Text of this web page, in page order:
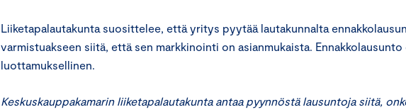
Liiketapalautakunta suosittelee, että yritys pyytää lautakunnalta
varmistuakseen siitä, että sen markkinointi on asianmukaista. Ennakkolausunto
luottamuksellinen.
Keskuskauppakamarin liiketapalautakunta antaa pyynnöstä lausuntoja siitä,